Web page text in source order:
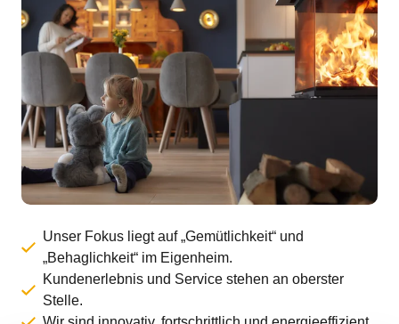
Unser Fokus liegt auf „Gemütlichkeit“ und
„Behaglichkeit“ im Eigenheim.
Kundenerlebnis und Service stehen an oberster
Stelle.